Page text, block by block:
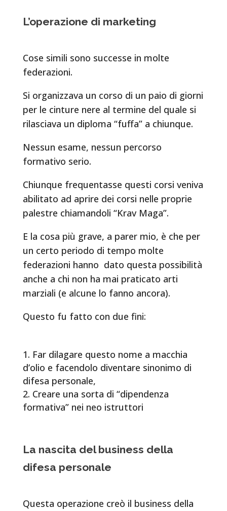
L’operazione di marketing
Cose simili sono successe in molte
federazioni.
Si organizzava un corso di un paio di giorni
per le cinture nere al termine del quale si
rilasciava un diploma “fuffa” a chiunque.
Nessun esame, nessun percorso
formativo serio.
Chiunque frequentasse questi corsi veniva
abilitato ad aprire dei corsi nelle proprie
palestre chiamandoli “Krav Maga”.
E la cosa più grave, a parer mio, è che per
un certo periodo di tempo molte
federazioni hanno dato questa possibilità
anche a chi non ha mai praticato arti
marziali (e alcune lo fanno ancora).
Questo fu fatto con due fini:
Far dilagare questo nome a macchia
d’olio e facendolo diventare sinonimo di
difesa personale,
Creare una sorta di “dipendenza
formativa” nei neo istruttori
La nascita del business della
difesa personale
Questa operazione creò il business della